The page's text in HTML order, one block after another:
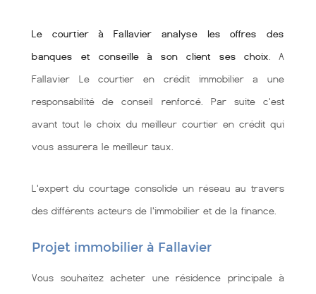
Le courtier à Fallavier analyse les offres des
banques et conseille à son client ses choix . A
Fallavier Le courtier en crédit immobilier a une
responsabilité de conseil renforcé. Par suite c'est
avant tout le choix du meilleur courtier en crédit qui
vous assurera le meilleur taux.
L'expert du courtage consolide un réseau au travers
des différents acteurs de l'immobilier et de la finance.
Projet immobilier à Fallavier
Vous souhaitez acheter une résidence principale à